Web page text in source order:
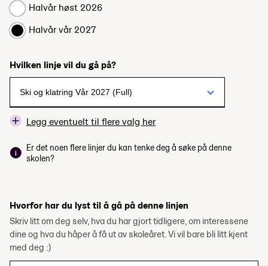
Halvår høst 2026
Halvår vår 2027
Hvilken linje vil du gå på?
Legg eventuelt til flere valg her
Er det noen flere linjer du kan tenke deg å søke på denne
skolen?
Hvorfor har du lyst til å gå på denne linjen
Skriv litt om deg selv, hva du har gjort tidligere, om interessene
dine og hva du håper å få ut av skoleåret. Vi vil bare bli litt kjent
med deg :)